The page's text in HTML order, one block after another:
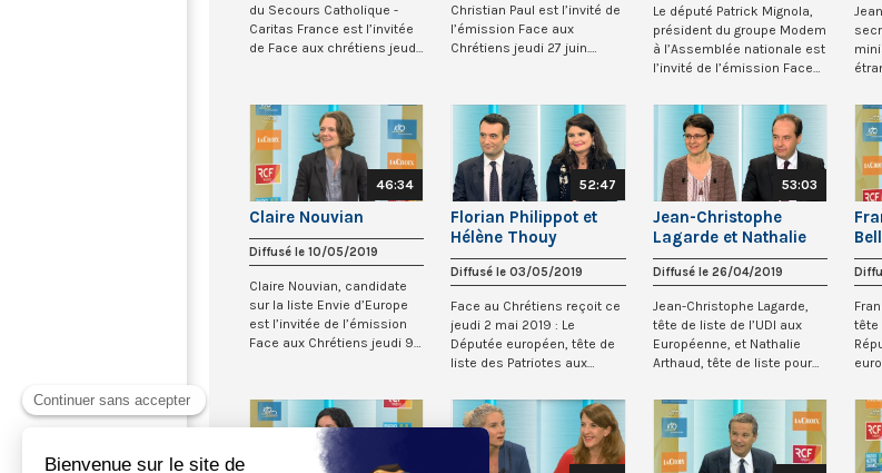
du Secours Catholique -
Caritas France est l’invitée
de Face aux chrétiens jeudi
Christian Paul est l’invité de
l’émission Face aux
Chrétiens jeudi 27 juin.
Le député Patrick Mignola,
président du groupe Modem
à l’Assemblée nationale est
l’invité de l’émission Face
46:34
Claire Nouvian
Diffusé le 10/05/2019
Claire Nouvian, candidate
sur la liste Envie d’Europe
est l’invitée de l’émission
Face aux Chrétiens jeudi 9
52:47
Florian Philippot et
Hélène Thouy
Diffusé le 03/05/2019
Face au Chrétiens reçoit ce
jeudi 2 mai 2019 : Le
Députée européen, tête de
liste des Patriotes aux
53:03
Jean-Christophe
Lagarde et Nathalie
Arthaud
Diffusé le 26/04/2019
Jean-Christophe Lagarde,
tête de liste de l’UDI aux
Européenne, et Nathalie
Arthaud, tête de liste pour
tête